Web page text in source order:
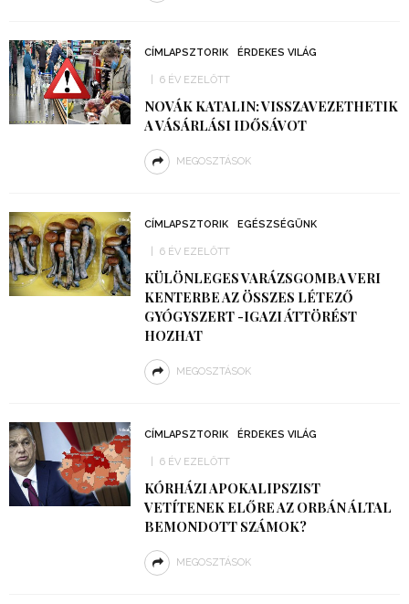
CÍMLAPSZTORIK ÉRDEKES VILÁG
6 ÉV EZELŐTT
NOVÁK KATALIN: VISSZAVEZETHETIK
A VÁSÁRLÁSI IDŐSÁVOT
MEGOSZTÁSOK
CÍMLAPSZTORIK EGÉSZSÉGÜNK
6 ÉV EZELŐTT
KÜLÖNLEGES VARÁZSGOMBA VERI
KENTERBE AZ ÖSSZES LÉTEZŐ
GYÓGYSZERT -IGAZI ÁTTÖRÉST
HOZHAT
MEGOSZTÁSOK
CÍMLAPSZTORIK ÉRDEKES VILÁG
6 ÉV EZELŐTT
KÓRHÁZI APOKALIPSZIST
VETÍTENEK ELŐRE AZ ORBÁN ÁLTAL
BEMONDOTT SZÁMOK?
MEGOSZTÁSOK